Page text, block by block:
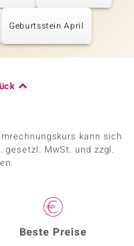
Geburtsstein April
kann sich
gesetzl. MwSt. und zzgl.
Beste Preise